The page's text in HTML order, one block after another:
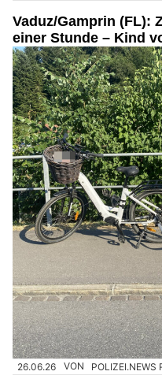
Vaduz/Gamprin (FL):
einer Stunde – Kind
26.06.26 VON POLIZEI.NEWS